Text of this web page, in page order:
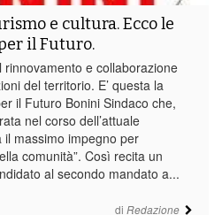
di Redazione
e cultura. Ecco le
il Futuro.
rinnovamento e collaborazione
del territorio. E’ questa la
il Futuro Bonini Sindaco che,
nel corso dell’attuale
massimo impegno per
comunità”. Così recita un
al secondo mandato a...